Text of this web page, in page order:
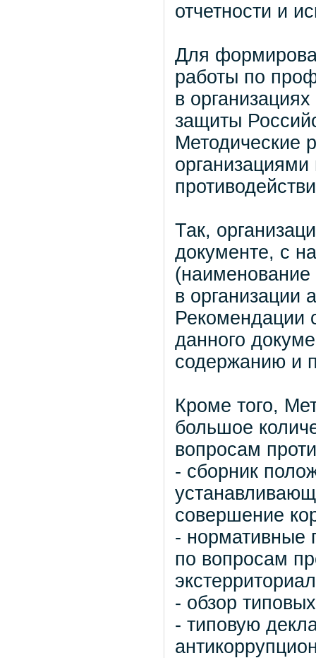
отчетности и
Для
работы по
в
защиты
Методические
Так,
документе, с
(наименование
в организации
Рекомендации
данного
содержанию и
Кроме того,
большое
вопросам
- сборник
совершение
- нормативные
по вопросам
- обзор
- типовую